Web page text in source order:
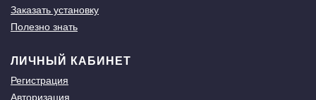
Заказать установку
Полезно знать
ЛИЧНЫЙ КАБИНЕТ
Регистрация
Авторизация